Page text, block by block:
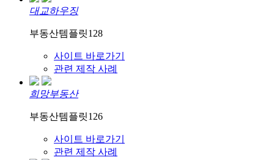
대교하우징
부동산템플릿128
사이트 바로가기
관련 제작 사례
희망부동산
부동산템플릿126
사이트 바로가기
관련 제작 사례